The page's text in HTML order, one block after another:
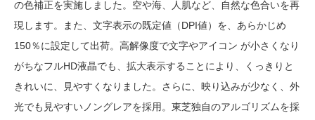
の色補正を実施しました。空や海、人肌など、自然な色合いを再
現します。また、文字表示の既定値（DPI値）を、あらかじめ
150％に設定して出荷。高解像度で文字やアイコン が小さくなり
がちなフルHD液晶でも、拡大表示することにより、くっきりと
きれいに、見やすくなりました。さらに、映り込みが少なく、外
光でも見やすいノングレアを採用。東芝独自のアルゴリズムを採